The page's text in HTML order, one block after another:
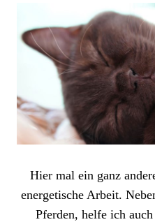
Hier mal ein ganz
energetische Arbeit.
Pferden, helfe ich